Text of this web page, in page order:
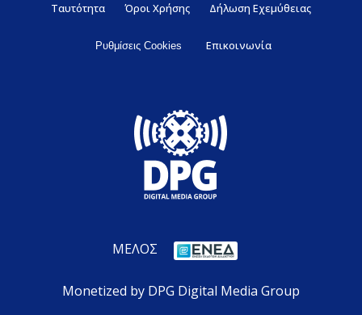
Ταυτότητα Όροι Χρήσης Δήλωση Εχεμύθειας
Ρυθμίσεις Cookies Επικοινωνία
ΜΕΛΟΣ
Monetized by DPG Digital Media Group